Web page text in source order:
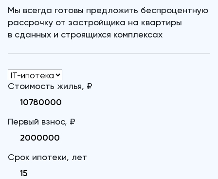
Мы всегда готовы предложить беспроцентную
рассрочку от застройщика на квартиры
в сданных и строящихся комплексах
Стоимость жилья, ₽
Первый взнос, ₽
Срок ипотеки, лет